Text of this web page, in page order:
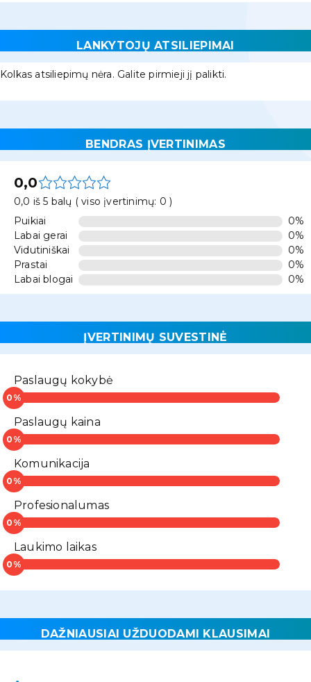
LANKYTOJŲ ATSILIEPIMAI
Kolkas atsiliepimų nėra. Galite pirmieji jį palikti.
BENDRAS ĮVERTINIMAS
0,0
0,0 iš 5 balų ( viso įvertinimų: 0 )
Puikiai
0%
Labai gerai
0%
Vidutiniškai
0%
Prastai
0%
Labai blogai
0%
ĮVERTINIMŲ SUVESTINĖ
Paslaugų kokybė
Paslaugų kaina
Komunikacija
Profesionalumas
Laukimo laikas
DAŽNIAUSIAI UŽDUODAMI KLAUSIMAI